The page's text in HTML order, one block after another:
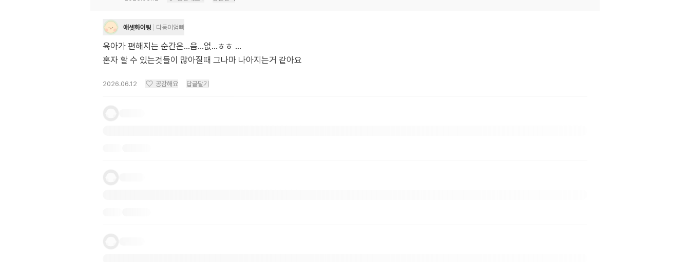
애셋화이팅 다둥이엄빠
육아가 편해지는 순간은...음...없...ㅎㅎ ...
혼자 할 수 있는것들이 많아질때 그나마 나아지는거 같아요
2026.06.12 공감해요 답글달기